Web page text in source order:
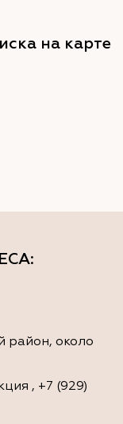
:
район, около
, +7 (929)
на карте